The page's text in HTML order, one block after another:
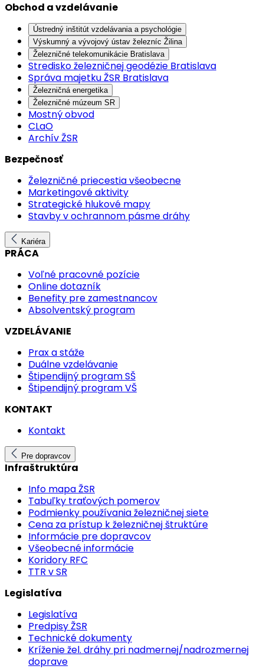
Obchod a vzdelávanie
Ústredný inštitút vzdelávania a psychológie
Výskumný a vývojový ústav železníc Žilina
Železničné telekomunikácie Bratislava
Stredisko železničnej geodézie Bratislava
Správa majetku ŽSR Bratislava
Železničná energetika
Železničné múzeum SR
Mostný obvod
CLaO
Archív ŽSR
Bezpečnosť
Železničné priecestia všeobecne
Marketingové aktivity
Strategické hlukové mapy
Stavby v ochrannom pásme dráhy
Kariéra
PRÁCA
Voľné pracovné pozície
Online dotazník
Benefity pre zamestnancov
Absolventský program
VZDELÁVANIE
Prax a stáže
Duálne vzdelávanie
Štipendijný program SŠ
Štipendijný program VŠ
KONTAKT
Kontakt
Pre dopravcov
Infraštruktúra
Info mapa ŽSR
Tabuľky traťových pomerov
Podmienky používania železničnej siete
Cena za prístup k železničnej štruktúre
Informácie pre dopravcov
Všeobecné informácie
Koridory RFC
TTR v SR
Legislatíva
Legislatíva
Predpisy ŽSR
Technické dokumenty
Kríženie žel. dráhy pri nadmernej/nadrozmernej
doprave